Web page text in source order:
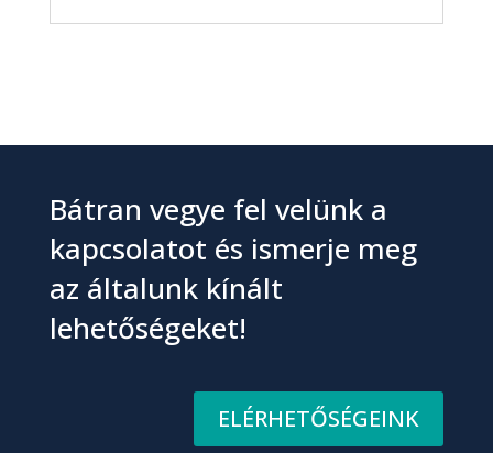
Bátran vegye fel velünk a
kapcsolatot és ismerje meg
az általunk kínált
lehetőségeket!
ELÉRHETŐSÉGEINK